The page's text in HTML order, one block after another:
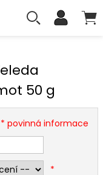
50 g
* povinná informace
*